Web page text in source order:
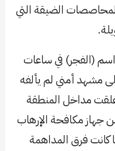
الضيقة التي
(الفجر) في ساعات
مشهد أمني لم يألفه
أُغلقت مداخل المنطقة
جهاز مكافحة الإرهاب
كانت فرق المداهمة